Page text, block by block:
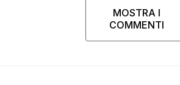
MOSTRA I
COMMENTI